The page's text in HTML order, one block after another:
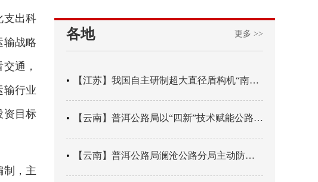
支出科
输战略
通，
输行业
资目标
制，主
各地 更多 >>
【江苏】我国自主研制超大直径盾构机“南湖号”在常熟下线
【云南】普洱公路局以“四新”技术赋能公路养护
【云南】普洱公路局澜沧公路分局主动防御成功处置214国道山体崩塌险情